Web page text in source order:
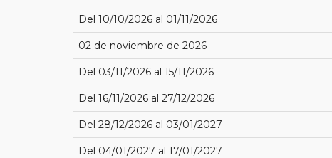
Del 10/10/2026 al 01/11/2026
02 de noviembre de 2026
Del 03/11/2026 al 15/11/2026
Del 16/11/2026 al 27/12/2026
Del 28/12/2026 al 03/01/2027
Del 04/01/2027 al 17/01/2027